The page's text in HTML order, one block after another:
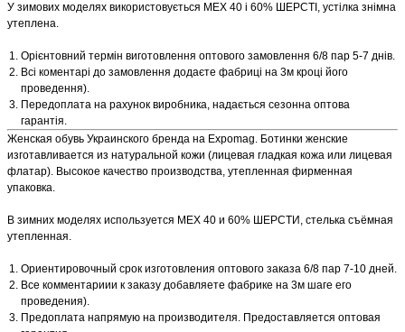
У зимових моделях використовується МЕХ 40 і 60% ШЕРСТІ, устілка знімна
утеплена.
Орієнтовний термін виготовлення оптового замовлення 6/8 пар 5-7 днів.
Всі коментарі до замовлення додаєте фабриці на 3м кроці його
проведення).
Передоплата на рахунок виробника, надається сезонна оптова
гарантія.
Женская обувь Украинского бренда на Expomag. Ботинки женские
изготавливается из натуральной кожи (лицевая гладкая кожа или лицевая
флатар). Высокое качество производства, утепленная фирменная
упаковка.
В зимних моделях используется МЕХ 40 и 60% ШЕРСТИ, стелька съёмная
утепленная.
Ориентировочный срок изготовления оптового заказа 6/8 пар 7-10 дней.
Все комментариии к заказу добавляете фабрике на 3м шаге его
проведения).
Предоплата напрямую на производителя. Предоставляется оптовая